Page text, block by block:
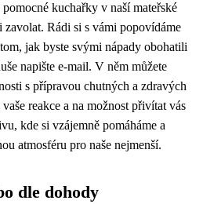
kuchařky v naší mateřské
Rádi si s vámi popovídáme
jak byste svými nápady obohatili
napište e-mail. V něm můžete
s přípravou chutných a zdravých
reakce a na možnost přivítat vás
kde si vzájemně pomáháme a
atmosféru pro naše nejmenší.
dle dohody